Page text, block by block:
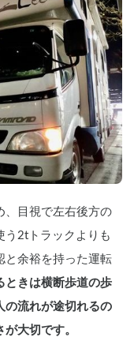
、目視で左右後方の
う2tトラックよりも
と余裕を持った運転
ときは横断歩道の歩
の流れが途切れるの
大切です。